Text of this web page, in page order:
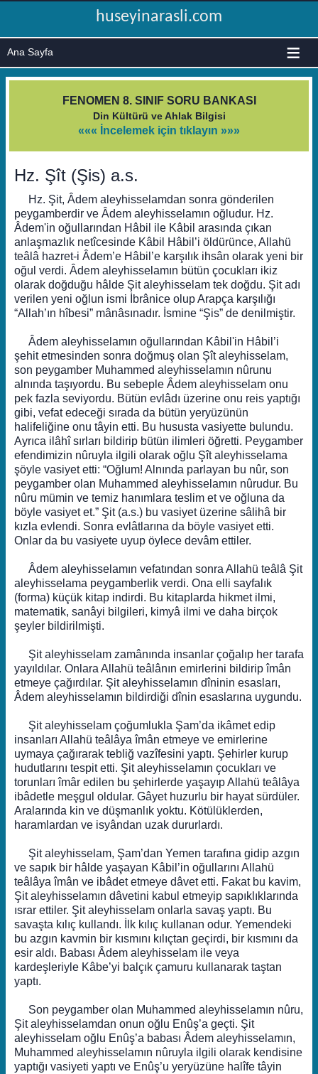
huseyinarasli.com
≡
FENOMEN 8. SINIF SORU BANKASI
Din Kültürü ve Ahlak Bilgisi
««« İncelemek için tıklayın »»»
Hz. Şît (Şis) a.s.
Hz. Şit, Âdem aleyhisselamdan sonra gönderilen
peygamberdir ve Âdem aleyhisselamın oğludur. Hz.
Âdem'in oğullarından Hâbil ile Kâbil arasında çıkan
anlaşmazlık netîcesinde Kâbil Hâbil’i öldürünce, Allahü
teâlâ hazret-i Âdem’e Hâbil’e karşılık ihsân olarak yeni bir
oğul verdi. Âdem aleyhisselamın bütün çocukları ikiz
olarak doğduğu hâlde Şit aleyhisselam tek doğdu. Şit adı
verilen yeni oğlun ismi İbrânice olup Arapça karşılığı
“Allah’ın hîbesi” mânâsınadır. İsmine “Şis” de denilmiştir.
Âdem aleyhisselamın oğullarından Kâbil'in Hâbil’i
şehit etmesinden sonra doğmuş olan Şît aleyhisselam,
son peygamber Muhammed aleyhisselamın nûrunu
alnında taşıyordu. Bu sebeple Âdem aleyhisselam onu
pek fazla seviyordu. Bütün evlâdı üzerine onu reis yaptığı
gibi, vefat edeceği sırada da bütün yeryüzünün
halifeliğine onu tâyin etti. Bu hususta vasiyette bulundu.
Ayrıca ilâhî sırları bildirip bütün ilimleri öğretti. Peygamber
efendimizin nûruyla ilgili olarak oğlu Şît aleyhisselama
şöyle vasiyet etti: “Oğlum! Alnında parlayan bu nûr, son
peygamber olan Muhammed aleyhisselamın nûrudur. Bu
nûru mümin ve temiz hanımlara teslim et ve oğluna da
böyle vasiyet et.” Şit (a.s.) bu vasiyet üzerine sâlihâ bir
kızla evlendi. Sonra evlâtlarına da böyle vasiyet etti.
Onlar da bu vasiyete uyup öylece devâm ettiler.
Âdem aleyhisselamın vefatından sonra Allahü teâlâ Şit
aleyhisselama peygamberlik verdi. Ona elli sayfalık
(forma) küçük kitap indirdi. Bu kitaplarda hikmet ilmi,
matematik, sanâyi bilgileri, kimyâ ilmi ve daha birçok
şeyler bildirilmişti.
Şit aleyhisselam zamânında insanlar çoğalıp her tarafa
yayıldılar. Onlara Allahü teâlânın emirlerini bildirip îmân
etmeye çağırdılar. Şit aleyhisselamın dîninin esasları,
Âdem aleyhisselamın bildirdiği dînin esaslarına uygundu.
Şit aleyhisselam çoğumlukla Şam’da ikâmet edip
insanları Allahü teâlâya îmân etmeye ve emirlerine
uymaya çağırarak tebliğ vazîfesini yaptı. Şehirler kurup
hudutlarını tespit etti. Şit aleyhisselamın çocukları ve
torunları îmâr edilen bu şehirlerde yaşayıp Allahü teâlâya
ibâdetle meşgul oldular. Gâyet huzurlu bir hayat sürdüler.
Aralarında kin ve düşmanlık yoktu. Kötülüklerden,
haramlardan ve isyândan uzak dururlardı.
Şit aleyhisselam, Şam’dan Yemen tarafına gidip azgın
ve sapık bir hâlde yaşayan Kâbil’in oğullarını Allahü
teâlâya îmân ve ibâdet etmeye dâvet etti. Fakat bu kavim,
Şit aleyhisselamın dâvetini kabul etmeyip sapıklıklarında
ısrar ettiler. Şit aleyhisselam onlarla savaş yaptı. Bu
savaşta kılıç kullandı. İlk kılıç kullanan odur. Yemendeki
bu azgın kavmin bir kısmını kılıçtan geçirdi, bir kısmını da
esir aldı. Babası Âdem aleyhisselam ile veya
kardeşleriyle Kâbe’yi balçık çamuru kullanarak taştan
yaptı.
Son peygamber olan Muhammed aleyhisselamın nûru,
Şit aleyhisselamdan onun oğlu Enûş’a geçti. Şit
aleyhisselam oğlu Enûş’a babası Âdem aleyhisselamın,
Muhammed aleyhisselamın nûruyla ilgili olarak kendisine
yaptığı vasiyeti yaptı ve Enûş’u yeryüzüne halîfe tâyin